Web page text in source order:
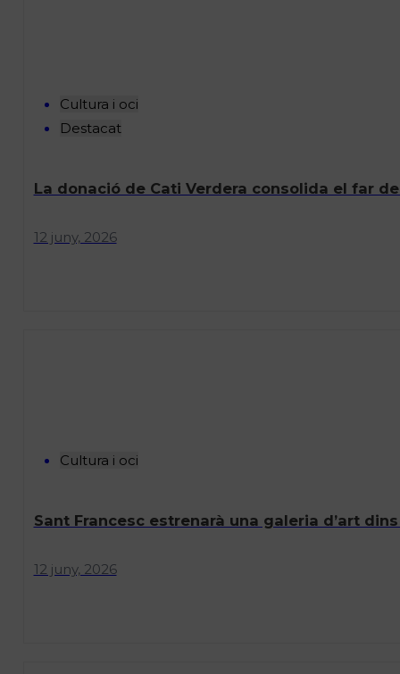
Cultura i oci
Destacat
La donació de Cati Verdera consolida el far
12 juny, 2026
Cultura i oci
Sant Francesc estrenarà una galeria d’art
12 juny, 2026